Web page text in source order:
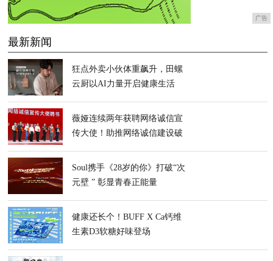
广告
最新新闻
狂点外卖小伙体重飙升，田螺
云厨以AI力量开启健康生活
薇娅连续两年获聘网络诚信宣
传大使！助推网络诚信建设破
Soul携手《28岁的你》打破“次
元壁 ” 彰显青春正能量
健康还长个！BUFF X Ca钙维
生素D3软糖好味登场